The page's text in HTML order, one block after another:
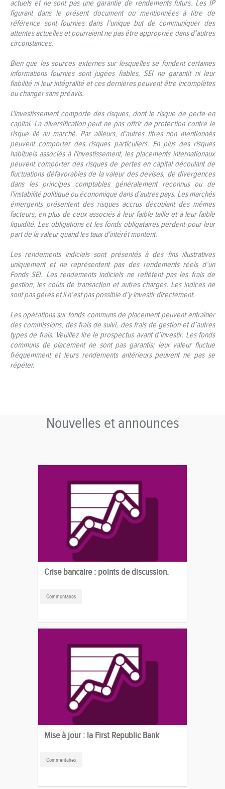
actuels et ne sont pas une garantie de rendements futurs. Les IP
figurant dans le présent document ou mentionnées à titre de
référence sont fournies dans l’unique but de communiquer des
attentes actuelles et pourraient ne pas être appropriée dans d’autres
circonstances.
Bien que les sources externes sur lesquelles se fondent certaines
informations fournies sont jugées fiables, SEI ne garantit ni leur
fiabilité ni leur intégralité et ces dernières peuvent être incomplètes
ou changer sans préavis.
L'investissement comporte des risques, dont le risque de perte en
capital. La diversification peut ne pas offrir de protection contre le
risque lié au marché. Par ailleurs, d'autres titres non mentionnés
peuvent comporter des risques particuliers. En plus des risques
habituels associés à l'investissement, les placements internationaux
peuvent comporter des risques de pertes en capital découlant de
fluctuations défavorables de la valeur des devises, de divergences
dans les principes comptables généralement reconnus ou de
l'instabilité politique ou économique dans d'autres pays. Les marchés
émergents présentent des risques accrus découlant des mêmes
facteurs, en plus de ceux associés à leur faible taille et à leur faible
liquidité. Les obligations et les fonds obligataires perdent pour leur
part de la valeur quand les taux d'intérêt montent.
Les rendements indiciels sont présentés à des fins illustratives
uniquement et ne représentent pas des rendements réels d’un
Fonds SEI. Les rendements indiciels ne reflètent pas les frais de
gestion, les coûts de transaction et autres charges. Les indices ne
sont pas gérés et il n’est pas possible d’y investir directement.
Les opérations sur fonds communs de placement peuvent entraîner
des commissions, des frais de suivi, des frais de gestion et d’autres
types de frais. Veuillez lire le prospectus avant d’investir. Les fonds
communs de placement ne sont pas garantis; leur valeur fluctue
fréquemment et leurs rendements antérieurs peuvent ne pas se
répéter.
Nouvelles et announces
Crise bancaire : points de discussion.
Commentaires
Mise à jour : la First Republic Bank
Commentaires